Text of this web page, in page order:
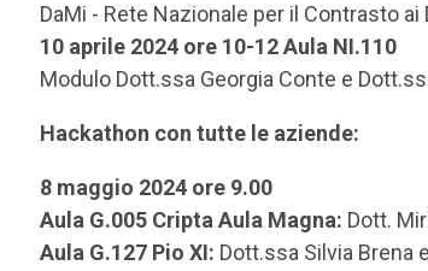
DaMi - Rete Nazionale per il Contrasto
10 aprile 2024 ore 10-12 Aula NI.110
Modulo Dott.ssa Georgia Conte e
Hackathon con tutte le aziende:
8 maggio 2024 ore 9.00
Aula G.005 Cripta Aula Magna: Dott.
Aula G.127 Pio XI: Dott.ssa Silvia Brena